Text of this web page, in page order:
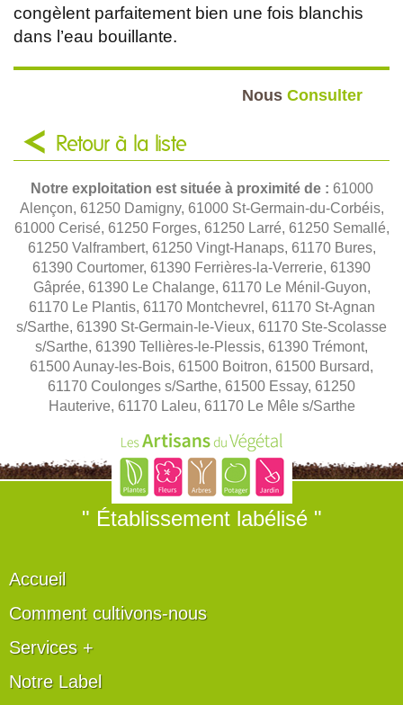
congèlent parfaitement bien une fois blanchis
dans l’eau bouillante.
Nous Consulter
Retour à la liste
Notre exploitation est située à proximité de : 61000
Alençon, 61250 Damigny, 61000 St-Germain-du-Corbéis,
61000 Cerisé, 61250 Forges, 61250 Larré, 61250 Semallé,
61250 Valframbert, 61250 Vingt-Hanaps, 61170 Bures,
61390 Courtomer, 61390 Ferrières-la-Verrerie, 61390
Gâprée, 61390 Le Chalange, 61170 Le Ménil-Guyon,
61170 Le Plantis, 61170 Montchevrel, 61170 St-Agnan
s/Sarthe, 61390 St-Germain-le-Vieux, 61170 Ste-Scolasse
s/Sarthe, 61390 Tellières-le-Plessis, 61390 Trémont,
61500 Aunay-les-Bois, 61500 Boitron, 61500 Bursard,
61170 Coulonges s/Sarthe, 61500 Essay, 61250
Hauterive, 61170 Laleu, 61170 Le Mêle s/Sarthe
" Établissement labélisé "
Accueil
Comment cultivons-nous
Services +
Notre Label